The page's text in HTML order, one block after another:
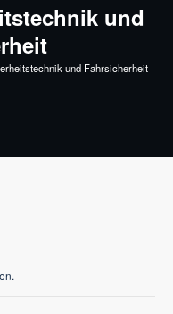
und
und Fahrsicherheit